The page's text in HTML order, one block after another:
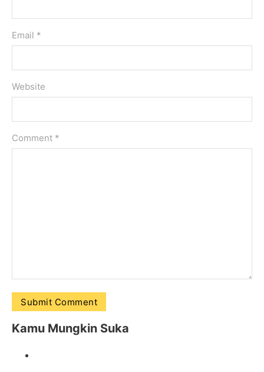
Email *
Website
Comment *
Kamu Mungkin Suka